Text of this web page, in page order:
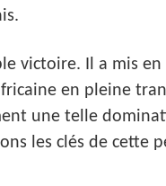
victoire. Il a mis
en pleine
une telle
les clés de cette